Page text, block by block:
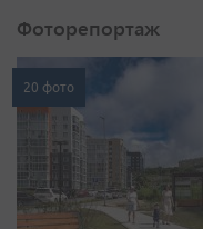
Фоторепортаж
20 фото